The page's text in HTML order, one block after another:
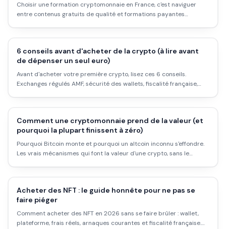
Choisir une formation cryptomonnaie en France, c'est naviguer
entre contenus gratuits de qualité et formations payantes
6 conseils avant d'acheter de la crypto (à lire avant
de dépenser un seul euro)
Avant d'acheter votre première crypto, lisez ces 6 conseils.
Exchanges régulés AMF, sécurité des wallets, fiscalité française,
Comment une cryptomonnaie prend de la valeur (et
pourquoi la plupart finissent à zéro)
Pourquoi Bitcoin monte et pourquoi un altcoin inconnu s'effondre.
Les vrais mécanismes qui font la valeur d'une crypto, sans le
Acheter des NFT : le guide honnête pour ne pas se
faire piéger
Comment acheter des NFT en 2026 sans se faire brûler : wallet,
plateforme, frais réels, arnaques courantes et fiscalité française.